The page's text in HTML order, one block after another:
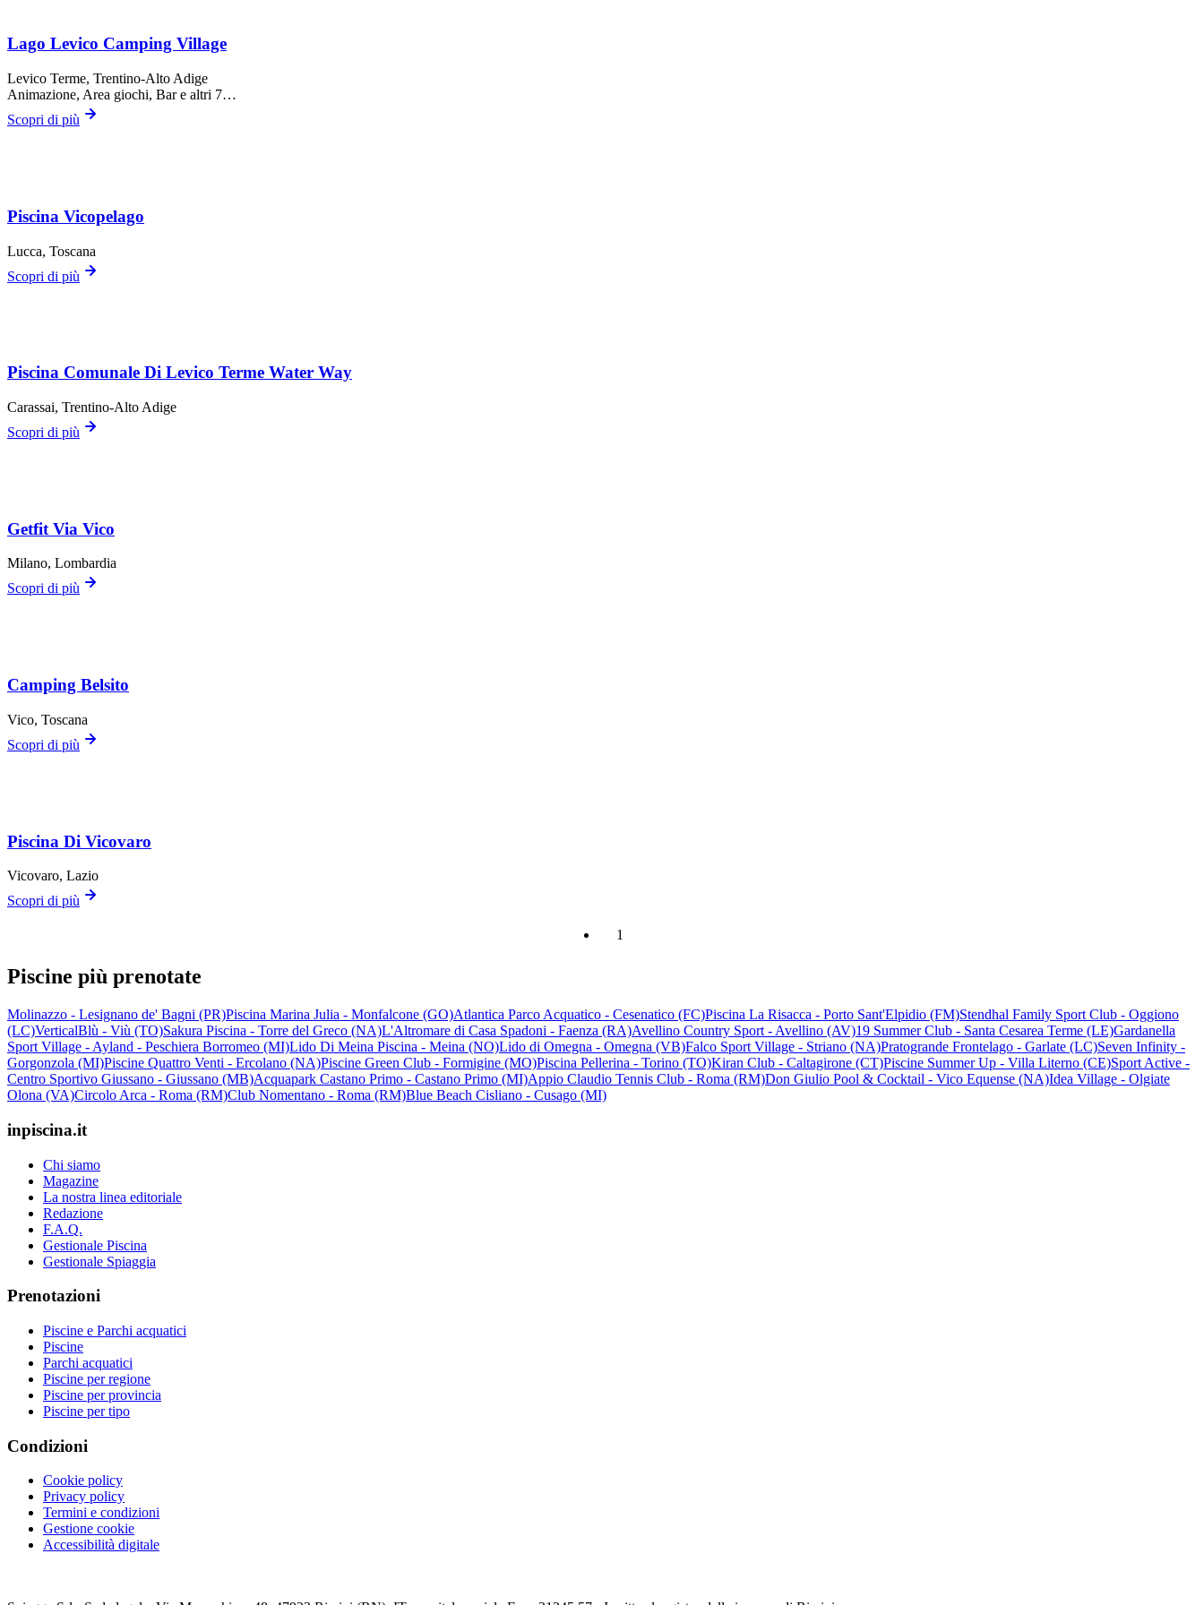
Lago Levico Camping Village
Levico Terme, Trentino-Alto Adige
Animazione, Area giochi, Bare altri 7…
Scopri di più
Piscina Vicopelago
Lucca, Toscana
Scopri di più
Piscina Comunale Di Levico Terme Water Way
Carassai, Trentino-Alto Adige
Scopri di più
Getfit Via Vico
Milano, Lombardia
Scopri di più
Camping Belsito
Vico, Toscana
Scopri di più
Piscina Di Vicovaro
Vicovaro, Lazio
Scopri di più
1
Piscine più prenotate
Molinazzo - Lesignano de' Bagni (PR)Piscina Marina Julia - Monfalcone (GO)Atlantica Parco Acquatico - Cesenatico (FC)Piscina La Risacca - Porto Sant'Elpidio (FM)Stendhal Family Sport Club - Oggiono
(LC)VerticalBlù - Viù (TO)Sakura Piscina - Torre del Greco (NA)L'Altromare di Casa Spadoni - Faenza (RA)Avellino Country Sport - Avellino (AV)19 Summer Club - Santa Cesarea Terme (LE)Gardanella
Sport Village - Ayland - Peschiera Borromeo (MI)Lido Di Meina Piscina - Meina (NO)Lido di Omegna - Omegna (VB)Falco Sport Village - Striano (NA)Pratogrande Frontelago - Garlate (LC)Seven Infinity -
Gorgonzola (MI)Piscine Quattro Venti - Ercolano (NA)Piscine Green Club - Formigine (MO)Piscina Pellerina - Torino (TO)Kiran Club - Caltagirone (CT)Piscine Summer Up - Villa Literno (CE)Sport Active -
Centro Sportivo Giussano - Giussano (MB)Acquapark Castano Primo - Castano Primo (MI)Appio Claudio Tennis Club - Roma (RM)Don Giulio Pool & Cocktail - Vico Equense (NA)Idea Village - Olgiate
Olona (VA)Circolo Arca - Roma (RM)Club Nomentano - Roma (RM)Blue Beach Cisliano - Cusago (MI)
inpiscina.it
Chi siamo
Magazine
La nostra linea editoriale
Redazione
F.A.Q.
Gestionale Piscina
Gestionale Spiaggia
Prenotazioni
Piscine e Parchi acquatici
Piscine
Parchi acquatici
Piscine per regione
Piscine per provincia
Piscine per tipo
Condizioni
Cookie policy
Privacy policy
Termini e condizioni
Gestione cookie
Accessibilità digitale